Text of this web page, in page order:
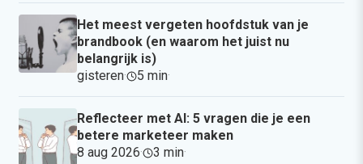
Het meest vergeten hoofdstuk van je
brandbook (en waarom het juist nu
belangrijk is)
gisteren· 5 min·
Reflecteer met AI: 5 vragen die je een
betere marketeer maken
8 aug 2026· 3 min·